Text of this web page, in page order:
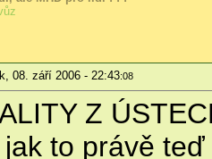
08. září 2006 - 22:43:08
Z
jak to právě